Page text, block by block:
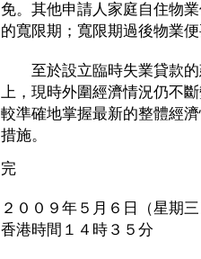
免。其他申請人家庭自住物
的寬限期；寬限期過後物業
至於設立臨時失業貸款的
上，現時外圍經濟情況仍不
較準確地掌握最新的整體經
措施。
完
２００９年５月６日（星期
香港時間１４時３５分